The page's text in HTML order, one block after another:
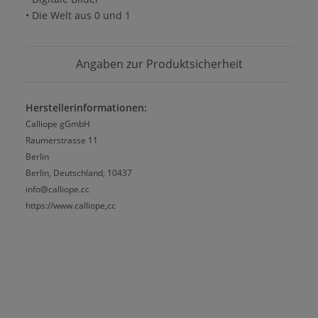
• Die Welt aus 0 und 1
Angaben zur Produktsicherheit
Herstellerinformationen:
Calliope gGmbH
Raumerstrasse 11
Berlin
Berlin, Deutschland, 10437
info@calliope.cc
https://www.calliope,cc